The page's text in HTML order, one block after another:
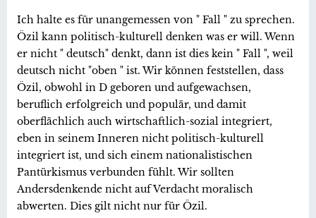
Ich halte es für unangemessen von " Fall " zu sprechen.
Özil kann politisch-kulturell denken was er will. Wenn
er nicht " deutsch" denkt, dann ist dies kein " Fall ", weil
deutsch nicht "oben " ist. Wir können feststellen, dass
Özil, obwohl in D geboren und aufgewachsen,
beruflich erfolgreich und populär, und damit
oberflächlich auch wirtschaftlich-sozial integriert,
eben in seinem Inneren nicht politisch-kulturell
integriert ist, und sich einem nationalistischen
Pantürkismus verbunden fühlt. Wir sollten
Andersdenkende nicht auf Verdacht moralisch
abwerten. Dies gilt nicht nur für Özil.